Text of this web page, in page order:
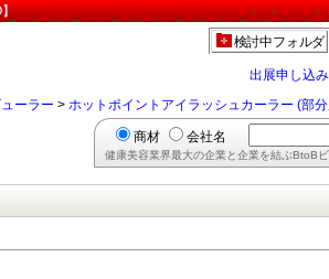
検討中フォルダ
出展申し込み
ューラー > ホットポイントアイラッシュカーラー (部
商材 会社名
健康美容業界最大の企業と企業を結ぶBtoB